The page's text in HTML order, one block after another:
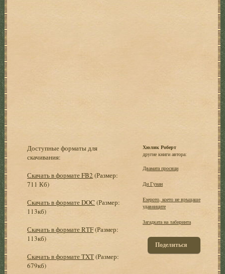
Доступные форматы для
скачивания:
Скачать в формате FB2 (Размер:
711 Кб)
Скачать в формате DOC (Размер:
113кб)
Скачать в формате RTF(Размер:
113кб)
Скачать в формате TXT(Размер:
679кб)
Хюлик Роберт
другие книги автора:
Двамата просяци
Ди Гунан
Езерото, което не връщаше
удавниците
Загадката на лабиринта
Поделиться